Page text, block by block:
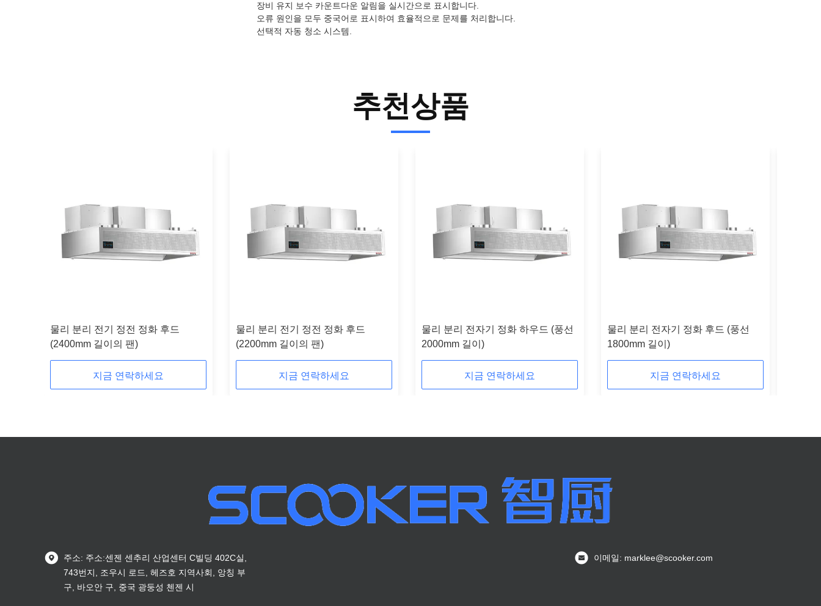
장비 유지 보수 카운트다운 알림을 실시간으로 표시합니다.
오류 원인을 모두 중국어로 표시하여 효율적으로 문제를 처리합니다.
선택적 자동 청소 시스템.
추천상품
물리 분리 전기 정전 정화 후드
(2400mm 길이의 팬)
지금 연락하세요
물리 분리 전기 정전 정화 후드
(2200mm 길이의 팬)
지금 연락하세요
물리 분리 전자기 정화 하우드 (풍선
2000mm 길이)
지금 연락하세요
물리 분리 전자기 정화 후드 (풍선
1800mm 길이)
지금 연락하세요
주소: 주소:센젠 센추리 산업센터 C빌딩 402C실,
743번지, 조우시 로드, 헤즈호 지역사회, 앙칭 부
구, 바오안 구, 중국 광둥성 첸젠 시
이메일: marklee@scooker.com